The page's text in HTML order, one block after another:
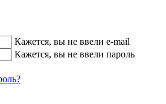
Кажется, вы не ввели e-mail
Кажется, вы не ввели пароль